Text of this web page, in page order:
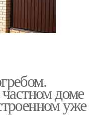
доме
уже